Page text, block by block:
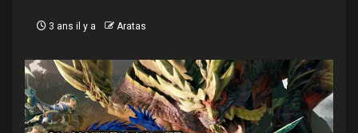
3 ans il y a Aratas